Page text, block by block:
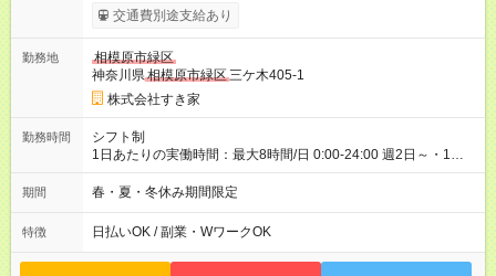
1563円 高校生時給：1225円 【特別手当】早朝手当（5：00-9：
00）時給+150円 【試用期間】試用期間あり 試用期間の長さ：1
30日（※条件変更なし）ですが、切り上げで一ヶ月とさせてい
ただきます。 研修制度あり：15時間(研修中も同時給）
交通費別途支給あり
勤務地
相模原市緑区
神奈川県相模原市緑区三ケ木405-1
株式会社すき家
勤務時間
シフト制
1日あたりの実働時間：最大8時間/日 0:00-24:00 週2日～・1日
2h～OK ＜シフト例＞ 〇朝帯 5:00-9:00 〇昼帯 9:00-14:00 〇午
後帯 14:00-18:00 〇夜帯 18:00-22:00 〇深夜帯 22:00-翌5:00 基
ます♪
期間 春・夏・冬休み期間限定
特徴 日払いOK / 副業・WワークOK